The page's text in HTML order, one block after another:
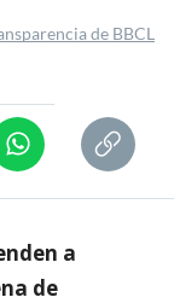
de BBCL
a
de